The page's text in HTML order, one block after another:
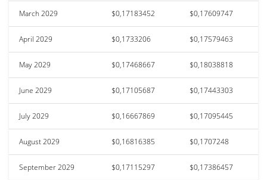
March 2029 $0,17183452 $0,17609747
April 2029 $0,1733206 $0,17579463
May 2029 $0,17468667 $0,18038818
June 2029 $0,17105687 $0,17443303
July 2029 $0,16667869 $0,17095445
August 2029 $0,16816385 $0,1707248
September 2029 $0,17115297 $0,17386457